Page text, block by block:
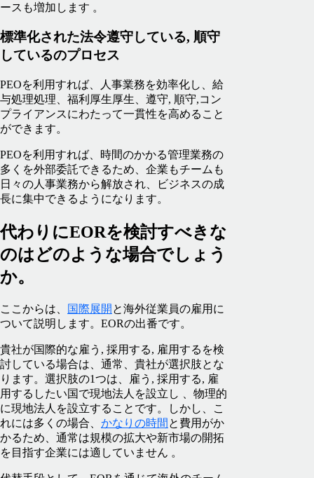
ースも増加します 。
標準化された法令遵守している, 順守
しているのプロセス
PEOを利用すれば、人事業務を効率化し、給
与処理処理、福利厚生厚生、遵守, 順守,コン
プライアンスにわたって一貫性を高めること
ができます。
PEOを利用すれば、時間のかかる管理業務の
多くを外部委託できるため、企業もチームも
日々の人事業務から解放され、ビジネスの成
長に集中できるようになります。
代わりにEORを検討すべきな
のはどのような場合でしょう
か。
ここからは、 国際展開 と海外従業員の雇用に
ついて説明します。EORの出番です。
貴社が国際的な雇う, 採用する, 雇用するを検
討している場合は、通常、貴社が選択肢とな
ります。選択肢の1つは、雇う, 採用する, 雇
用するしたい国で現地法人を設立し 、物理的
に現地法人を設立することです。しかし、こ
れには多くの場合、 かなりの時間 と費用がか
かるため、通常は規模の拡大や新市場の開拓
を目指す企業には適していません 。